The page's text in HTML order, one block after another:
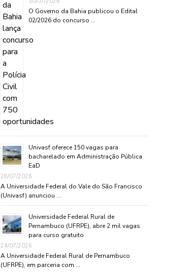
O Governo da Bahia publicou o Edital
02/2026 do concurso …
Univasf oferece 150 vagas para
bacharelado em Administração Pública
EaD
28/07/2026
A Universidade Federal do Vale do São Francisco
(Univasf) anunciou …
Universidade Federal Rural de
Pernambuco (UFRPE), abre 2 mil vagas
para curso gratuito
24/07/2026
A Universidade Federal Rural de Pernambuco
(UFRPE), em parceria com …